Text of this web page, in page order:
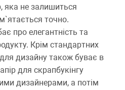
яка не залишиться
точно.
про елегантність та
Крім стандартних
для дизайну також буває в
для скрапбукінгу
дизайнерами, а потім